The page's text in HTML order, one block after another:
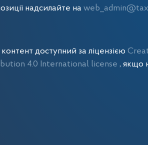
надсилайте на
контент доступний за ліцензією
4.0 International license , якщо